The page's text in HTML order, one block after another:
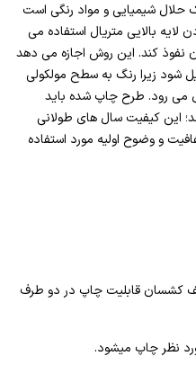
شیمیایی و مواد رنگی است
بالایی متریال استفاده می
نفوذ کند. این روش اجازه می دهد
شود زیرا رنگ به سطح مولکولی
می رود. طرح چاپ شده باید
این کیفیت سال های طولانی
و وضوح اولیه مورد استفاده
کشسان قابلیت چاپ در دو طرف
نظر چاپ میشود.